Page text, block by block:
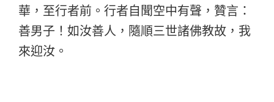
華，至行者前。行者自聞空中有聲，贊言：
善男子！如汝善人，隨順三世諸佛教故，我
來迎汝。